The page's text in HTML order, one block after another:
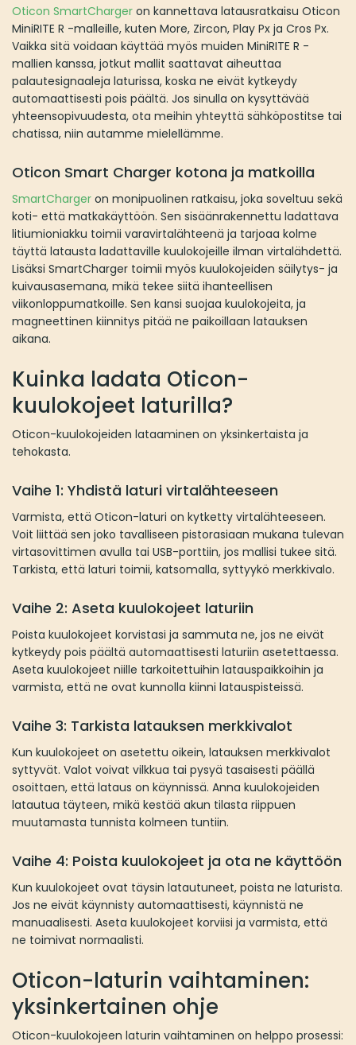
Oticon SmartCharger on kannettava latausratkaisu Oticon
MiniRITE R -malleille, kuten More, Zircon, Play Px ja Cros Px.
Vaikka sitä voidaan käyttää myös muiden MiniRITE R -
mallien kanssa, jotkut mallit saattavat aiheuttaa
palautesignaaleja laturissa, koska ne eivät kytkeydy
automaattisesti pois päältä. Jos sinulla on kysyttävää
yhteensopivuudesta, ota meihin yhteyttä sähköpostitse tai
chatissa, niin autamme mielellämme.
Oticon Smart Charger kotona ja matkoilla
SmartCharger on monipuolinen ratkaisu, joka soveltuu sekä
koti- että matkakäyttöön. Sen sisäänrakennettu ladattava
litiumioniakku toimii varavirtalähteenä ja tarjoaa kolme
täyttä latausta ladattaville kuulokojeille ilman virtalähdettä.
Lisäksi SmartCharger toimii myös kuulokojeiden säilytys- ja
kuivausasemana, mikä tekee siitä ihanteellisen
viikonloppumatkoille. Sen kansi suojaa kuulokojeita, ja
magneettinen kiinnitys pitää ne paikoillaan latauksen
aikana.
Kuinka ladata Oticon-
kuulokojeet laturilla?
Oticon-kuulokojeiden lataaminen on yksinkertaista ja
tehokasta.
Vaihe 1: Yhdistä laturi virtalähteeseen
Varmista, että Oticon-laturi on kytketty virtalähteeseen.
Voit liittää sen joko tavalliseen pistorasiaan mukana tulevan
virtasovittimen avulla tai USB-porttiin, jos mallisi tukee sitä.
Tarkista, että laturi toimii, katsomalla, syttyykö merkkivalo.
Vaihe 2: Aseta kuulokojeet laturiin
Poista kuulokojeet korvistasi ja sammuta ne, jos ne eivät
kytkeydy pois päältä automaattisesti laturiin asetettaessa.
Aseta kuulokojeet niille tarkoitettuihin latauspaikkoihin ja
varmista, että ne ovat kunnolla kiinni latauspisteissä.
Vaihe 3: Tarkista latauksen merkkivalot
Kun kuulokojeet on asetettu oikein, latauksen merkkivalot
syttyvät. Valot voivat vilkkua tai pysyä tasaisesti päällä
osoittaen, että lataus on käynnissä. Anna kuulokojeiden
latautua täyteen, mikä kestää akun tilasta riippuen
muutamasta tunnista kolmeen tuntiin.
Vaihe 4: Poista kuulokojeet ja ota ne käyttöön
Kun kuulokojeet ovat täysin latautuneet, poista ne laturista.
Jos ne eivät käynnisty automaattisesti, käynnistä ne
manuaalisesti. Aseta kuulokojeet korviisi ja varmista, että
ne toimivat normaalisti.
Oticon-laturin vaihtaminen:
yksinkertainen ohje
Oticon-kuulokojeen laturin vaihtaminen on helppo prosessi: